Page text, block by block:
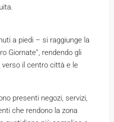
a piedi – si raggiunge la
Giornate”, rendendo gli
il centro città e le
presenti negozi, servizi,
che rendono la zona